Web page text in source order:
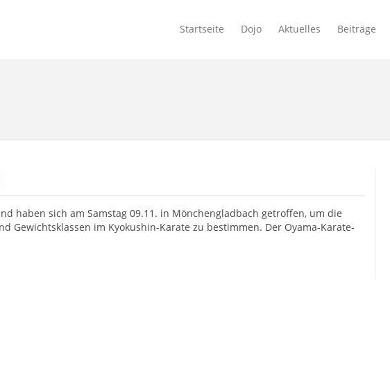
Startseite Dojo Aktuelles Beiträge
haben sich am Samstag 09.11. in Mönchengladbach getroffen, um die
Gewichtsklassen im Kyokushin-Karate zu bestimmen. Der Oyama-Karate-